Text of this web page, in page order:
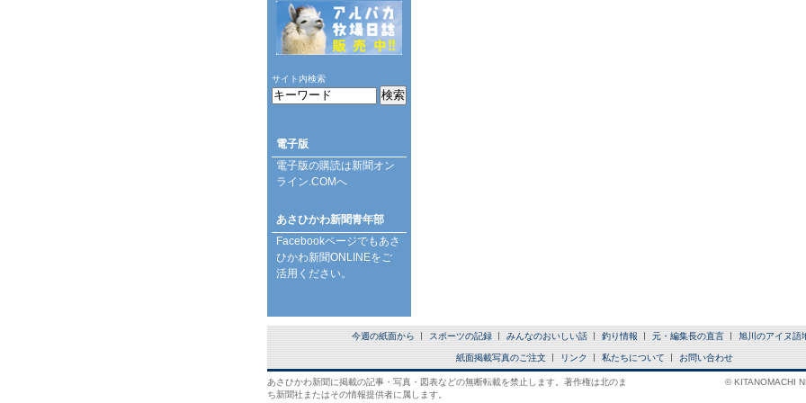
サイト内検索
電子版
電子版の購読は新聞オン
ライン.COMへ
あさひかわ新聞青年部
Facebookページでもあさ
ひかわ新聞ONLINEをご
活用ください。
今週の紙面から スポーツの記録 みんなのおいしい話 釣り情報 元・編集長の直言 旭川のアイヌ語
紙面掲載写真のご注文 リンク 私たちについて お問い合わせ
あさひかわ新聞に掲載の記事・写真・図表などの無断転載を禁止します。著作権は北のま
ち新聞社またはその情報提供者に属します。
© KITANOMACHI